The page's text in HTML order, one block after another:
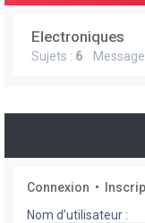
Electroniques
Sujets : 6
Connexion •
Nom d’utilisateur :